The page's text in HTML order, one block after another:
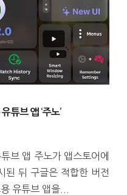
튜브 앱 ‘주노’
브 앱 주노가 앱스토어에
된 뒤 구글은 적합한 버전
유튜브 앱을...